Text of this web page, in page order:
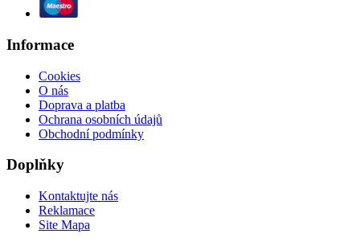
Informace
Cookies
O nás
Doprava a platba
Ochrana osobních údajů
Obchodní podmínky
Doplňky
Kontaktujte nás
Reklamace
Site Mapa